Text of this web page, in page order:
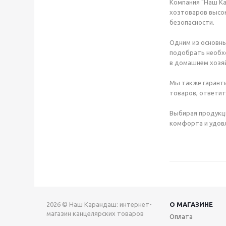
Компания "Наш
хозтоваров
безопасности.
Одним из
подобрать
в домашнем
Мы также
товаров,
Выбирая
комфорта и
2026 © Наш Карандаш: интернет-
магазин канцелярских товаров
О МАГАЗИНЕ
Оплата